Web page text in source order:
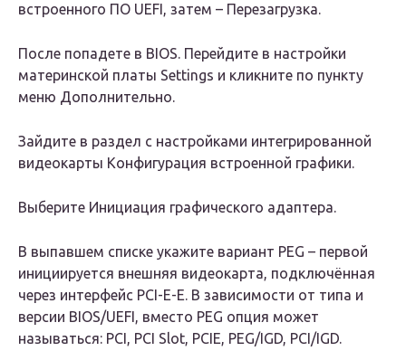
встроенного ПО UEFI, затем – Перезагрузка.
После попадете в BIOS. Перейдите в настройки
материнской платы Settings и кликните по пункту
меню Дополнительно.
Зайдите в раздел с настройками интегрированной
видеокарты Конфигурация встроенной графики.
Выберите Инициация графического адаптера.
В выпавшем списке укажите вариант PEG – первой
инициируется внешняя видеокарта, подключённая
через интерфейс PCI-E-E. В зависимости от типа и
версии BIOS/UEFI, вместо PEG опция может
называться: PCI, PCI Slot, PCIE, PEG/IGD, PCI/IGD.